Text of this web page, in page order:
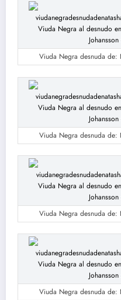
Viuda Negra desnuda de:
Viuda Negra desnuda de:
Viuda Negra desnuda de:
Viuda Negra desnuda de: